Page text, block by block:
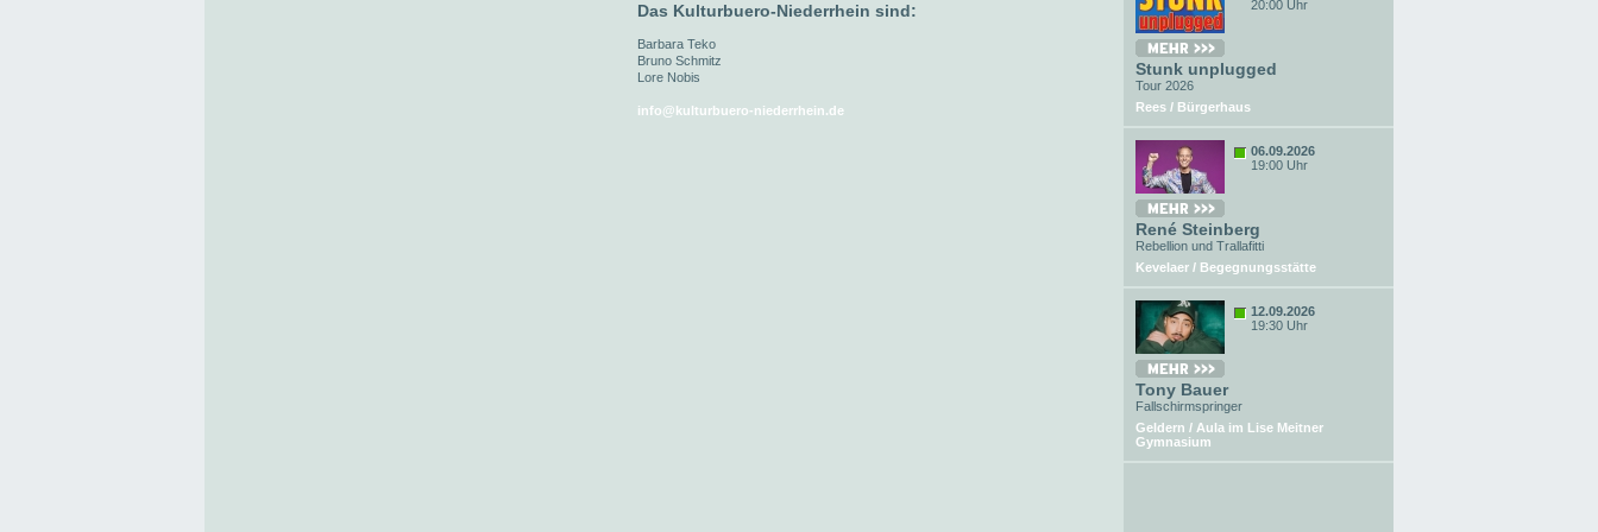
Das Kulturbuero-Niederrhein sind:
Barbara Teko
Bruno Schmitz
Lore Nobis
info@kulturbuero-niederrhein.de
20:00 Uhr
Stunk unplugged
Tour 2026
Rees / Bürgerhaus
06.09.2026
19:00 Uhr
René Steinberg
Rebellion und Trallafitti
Kevelaer / Begegnungsstätte
12.09.2026
19:30 Uhr
Tony Bauer
Fallschirmspringer
Geldern / Aula im Lise Meitner
Gymnasium